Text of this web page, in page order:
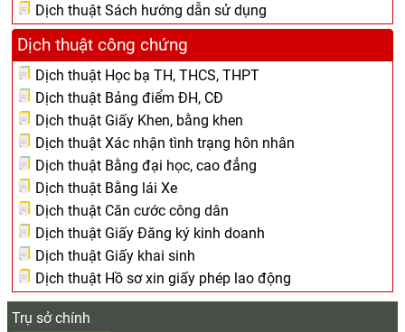
Dịch thuật Sách hướng dẫn sử dụng
Dịch thuật công chứng
Dịch thuật Học bạ TH, THCS, THPT
Dịch thuật Bảng điểm ĐH, CĐ
Dịch thuật Giấy Khen, bằng khen
Dịch thuật Xác nhận tình trạng hôn nhân
Dịch thuật Bằng đại học, cao đẳng
Dịch thuật Bằng lái Xe
Dịch thuật Căn cước công dân
Dịch thuật Giấy Đăng ký kinh doanh
Dịch thuật Giấy khai sinh
Dịch thuật Hồ sơ xin giấy phép lao động
Trụ sở chính